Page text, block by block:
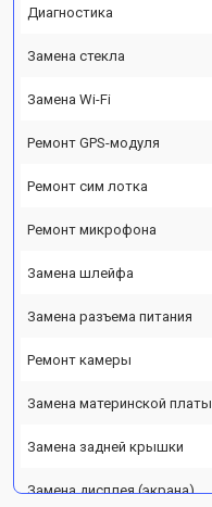
Диагностика
Замена стекла
Замена Wi-Fi
Ремонт GPS-модуля
Ремонт сим лотка
Ремонт микрофона
Замена шлейфа
Замена разъема питания
Ремонт камеры
Замена материнской платы
Замена задней крышки
Замена дисплея (экрана)